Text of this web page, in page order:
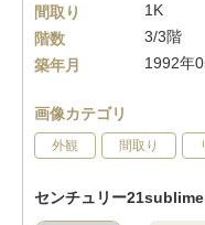
間取り
1K
階数
3/3階
築年月
1992年
画像カテゴリ
外観 間取り
センチュリー21sublime